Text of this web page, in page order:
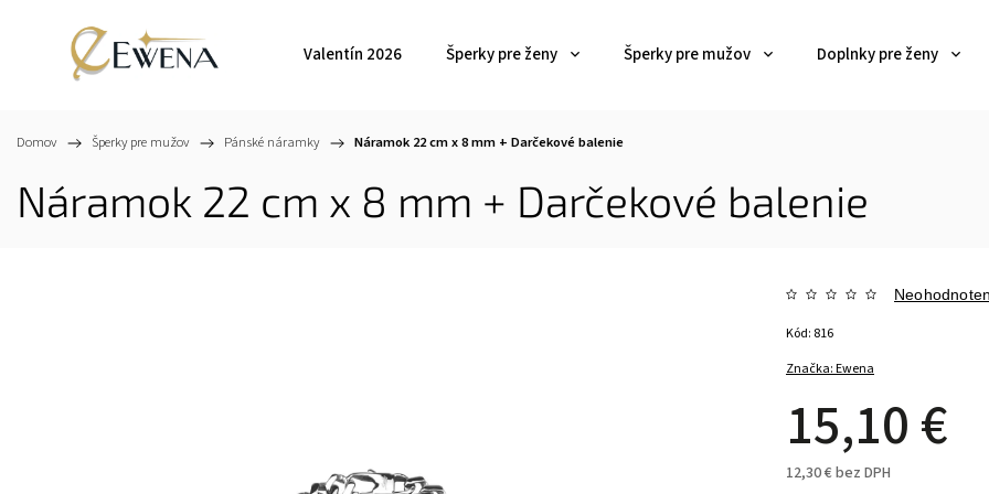
Valentín 2026 Šperky pre ženy Šperky pre mužov Doplnky pre ženy
Domov / Šperky pre mužov / Pánské náramky / Náramok 22 cm x 8 mm + Darčekové balenie
Náramok 22 cm x 8 mm + Darčekové balenie
Značka:Ewena
15,10 €
12,30 € bez DPH
Kód: 816